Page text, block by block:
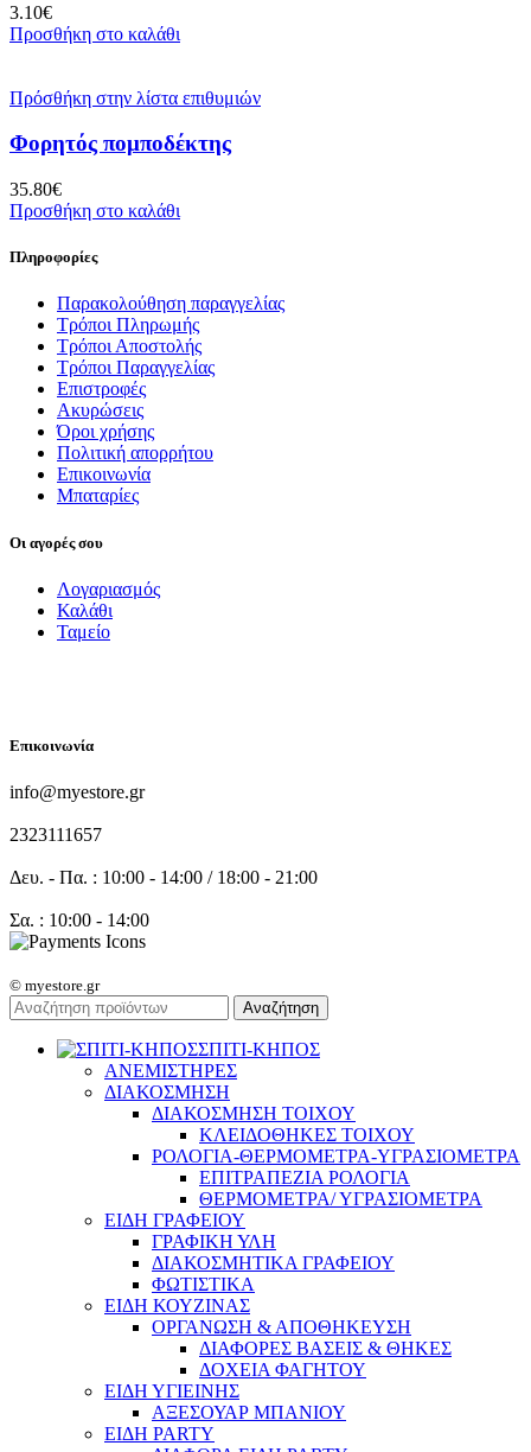
3.10€
Προσθήκη στο καλάθι
Πρόσθήκη στην λίστα επιθυμιών
Φορητός πομποδέκτης
35.80€
Προσθήκη στο καλάθι
Πληροφορίες
Παρακολούθηση παραγγελίας
Τρόποι Πληρωμής
Τρόποι Αποστολής
Τρόποι Παραγγελίας
Επιστροφές
Ακυρώσεις
Όροι χρήσης
Πολιτική απορρήτου
Επικοινωνία
Μπαταρίες
Οι αγορές σου
Λογαριασμός
Καλάθι
Ταμείο
Επικοινωνία
info@myestore.gr
2323111657
Δευ. - Πα. : 10:00 - 14:00 / 18:00 - 21:00
Σα. : 10:00 - 14:00
© myestore.gr
Αναζήτηση
ΣΠΙΤΙ-ΚΗΠΟΣ
ΑΝΕΜΙΣΤΗΡΕΣ
ΔΙΑΚΟΣΜΗΣΗ
ΔΙΑΚΟΣΜΗΣΗ ΤΟΙΧΟΥ
ΚΛΕΙΔΟΘΗΚΕΣ ΤΟΙΧΟΥ
ΡΟΛΟΓΙΑ-ΘΕΡΜΟΜΕΤΡΑ-ΥΓΡΑΣΙΟΜΕΤΡΑ
ΕΠΙΤΡΑΠΕΖΙΑ ΡΟΛΟΓΙΑ
ΘΕΡΜΟΜΕΤΡΑ/ ΥΓΡΑΣΙΟΜΕΤΡΑ
ΕΙΔΗ ΓΡΑΦΕΙΟΥ
ΓΡΑΦΙΚΗ ΥΛΗ
ΔΙΑΚΟΣΜΗΤΙΚΑ ΓΡΑΦΕΙΟΥ
ΦΩΤΙΣΤΙΚΑ
ΕΙΔΗ ΚΟΥΖΙΝΑΣ
ΟΡΓΑΝΩΣΗ & ΑΠΟΘΗΚΕΥΣΗ
ΔΙΑΦΟΡΕΣ ΒΑΣΕΙΣ & ΘΗΚΕΣ
ΔΟΧΕΙΑ ΦΑΓΗΤΟΥ
ΕΙΔΗ ΥΓΙΕΙΝΗΣ
ΑΞΕΣΟΥΑΡ ΜΠΑΝΙΟΥ
ΕΙΔΗ PARTY